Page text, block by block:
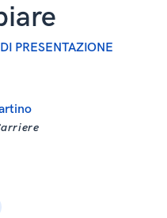
PRESENTAZIONE
Aprile 2026